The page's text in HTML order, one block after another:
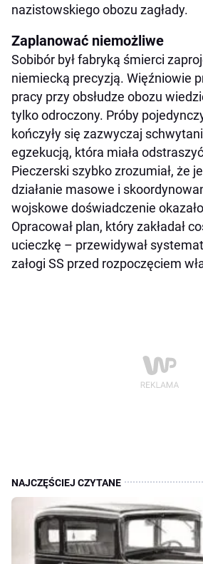
nazistowskiego obozu zagłady.
Zaplanować niemożliwe
Sobibór był fabryką śmierci
niemiecką precyzją. Więźniowie
pracy przy obsłudze obozu
tylko odroczony. Próby
kończyły się zazwyczaj
egzekucją, która miała
Pieczerski szybko zrozumiał, że
działanie masowe i
wojskowe doświadczenie
Opracował plan, który zakładał
ucieczkę – przewidywał
załogi SS przed rozpoczęciem